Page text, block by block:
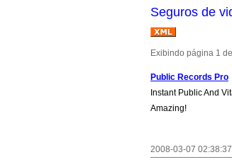
Seguros de
Exibindo página 1
Public Records Pro
Instant Public And
Amazing!
2008-03-07